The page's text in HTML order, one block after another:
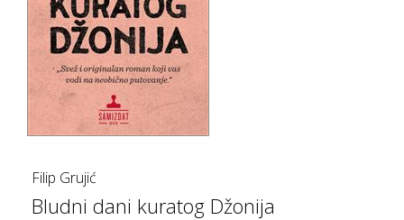
Filip Grujić
Bludni dani kuratog Džonija